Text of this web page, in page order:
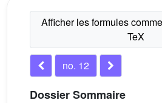
no. 12
Dossier Sommaire